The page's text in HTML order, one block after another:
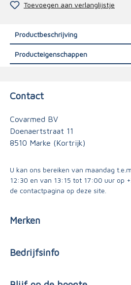
Toevoegen aan verlanglijstje
Productbeschrijving
Producteigenschappen
Contact
Covarmed BV
Doenaertstraat 11
8510 Marke (Kortrijk)
U kan ons bereiken van maandag
12:30 en van 13:15 tot 17:00 uur op
de contactpagina op deze site.
Merken
Bedrijfsinfo